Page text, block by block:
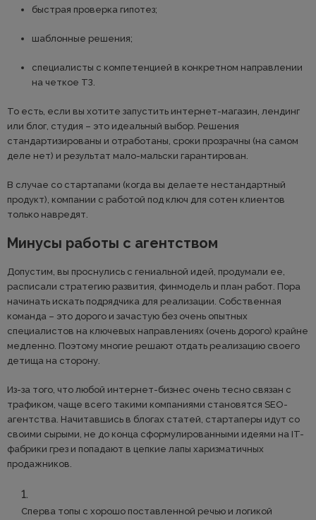
быстрая проверка гипотез;
шаблонные решения;
специалисты с компетенцией в конкретном направлении
на четкое ТЗ.
То есть, если вы хотите запустить интернет-магазин, лендинг
или блог, студия – это идеальный выбор. Решения
стандартизированы и отработаны, сроки прозрачны (на самом
деле нет) и результат мало-мальски гарантирован.
В случае со стартапами (когда вы делаете нестандартный
продукт), компании с работой под ключ для сотен клиентов
только навредят.
Минусы работы с агентством
Допустим, вы проснулись с гениальной идей, продумали ее,
расписали стратегию развития, финмодель и план работ. Пора
начинать искать подрядчика для реализации. Собственная
команда – это дорого и зачастую без очень опытных
специалистов на ключевых направлениях (очень дорого) крайне
медленно. Поэтому многие решают отдать реализацию своего
детища на сторону.
Из-за того, что любой интернет-бизнес очень тесно связан с
трафиком, чаще всего такими компаниями становятся SEO-
агентства. Начитавшись в блогах статей, стартаперы идут со
своими сырыми, не до конца сформулированными идеями на IT-
фабрики грез и попадают в цепкие лапы харизматичных
продажников.
Сперва топы с хорошо поставленной речью и логикой